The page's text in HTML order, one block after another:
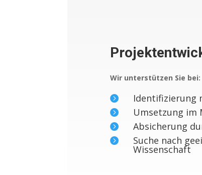
Wir unterstützen Sie bei:
 Identifizierung
 Umsetzung im
 Absicherung
 Suche nach
Wissenschaft